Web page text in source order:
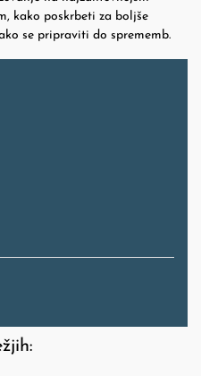
kako poskrbeti za boljše
se pripraviti do sprememb.